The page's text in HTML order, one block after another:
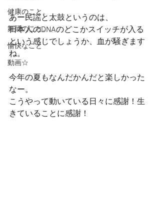
健康のこと。
舞踊のこと。
愉快なこと
動画☆
あー民謡と太鼓というのは、
日本人のDNAのどこかスイッチが入る
という感じでしょうか、血が騒ぎます
ね。
今年の夏もなんだかんだと楽しかった
なー。
こうやって動いている日々に感謝！生
きていることに感謝！